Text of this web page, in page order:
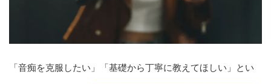
Q. プロを目指していなくても通えますか？
Q. オンラインレッスンと対面レッスン、どちらがおすす
めですか？
まとめ：無料体験レッスンに行ってみよう
「音痴を克服したい」「基礎から丁寧に教えてほしい」とい